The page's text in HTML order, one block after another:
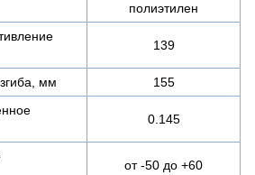
полиэтилен
139
мм
155
0.145
от -50 до +60